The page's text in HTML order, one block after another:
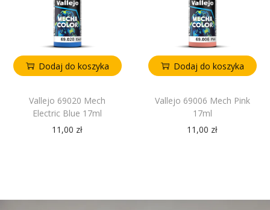
Dodaj do koszyka
Vallejo 69020 Mech
Electric Blue 17ml
11,00 zł
Dodaj do koszyka
Vallejo 69006 Mech Pink
17ml
11,00 zł